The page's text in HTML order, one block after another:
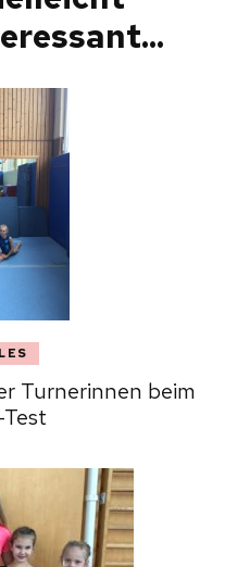
Turnerinnen beim